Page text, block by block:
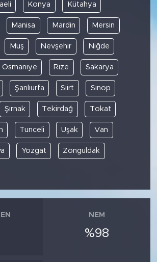
Konya Kütahya
Manisa Mardin Mersin
Muş Nevşehir Niğde
Osmaniye Rize Sakarya
Şanlıurfa Siirt Sinop
Şırnak Tekirdağ Tokat
Tunceli Uşak Van
Yozgat Zonguldak
NEM
%98